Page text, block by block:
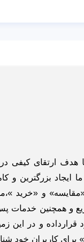
طوررسمی در سال 93 فعالیت خود را
بزرگترین و
و «خرید
و همچنین خدمات
و در این
» برای کاربران خود